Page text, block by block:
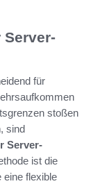
Server-
für
stoßen
sind
Server-
ist die
flexible